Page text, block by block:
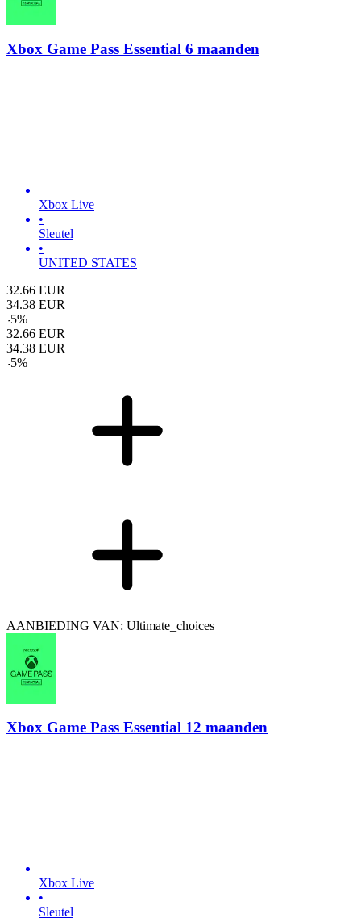
Xbox Game Pass Essential 6 maanden
Xbox Live
•
Sleutel
•
UNITED STATES
32.66 EUR
34.38 EUR
-5%
32.66 EUR
34.38 EUR
-5%
AANBIEDING VAN: Ultimate_choices
Xbox Game Pass Essential 12 maanden
Xbox Live
•
Sleutel